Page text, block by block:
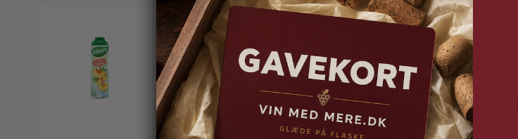
Teisseire Fersken Sirup 60 cl.